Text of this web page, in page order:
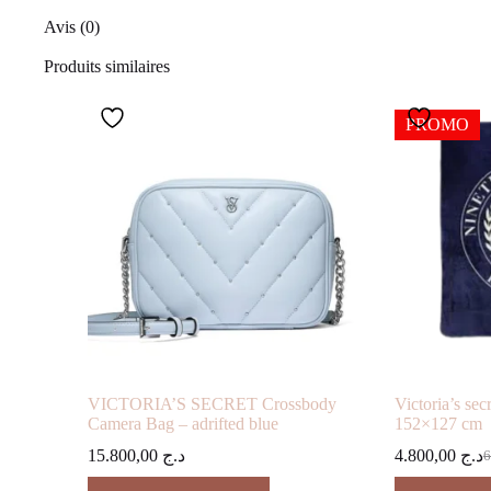
Avis (0)
Produits similaires
VICTORIA’S SECRET Crossbody
Camera Bag – adrifted blue
د.ج
PROMO
Victoria’s
152×127 cm
د.ج 4.800,00